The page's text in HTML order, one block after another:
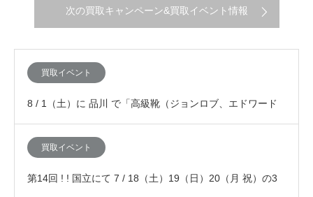
次の買取キャンペーン&買取イベント情報
買取イベント
8 / 1（土）に 品川 で「高級靴（ジョンロブ、エドワード
グリーン、JMウエストン、オールデン等）…
買取イベント
第14回 ! ! 国立にて 7 / 18（土）19（日）20（月 祝）の3